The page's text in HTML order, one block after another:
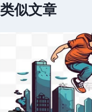
类似文章